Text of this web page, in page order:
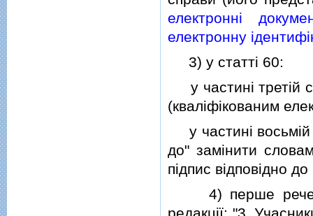
електроннi
електронну
3) у статтi 60:
у частинi третiй
(квалiфiкованим
у частинi восьмiй
до" замiнити
пiдпис вiдповiдно до
4) перше